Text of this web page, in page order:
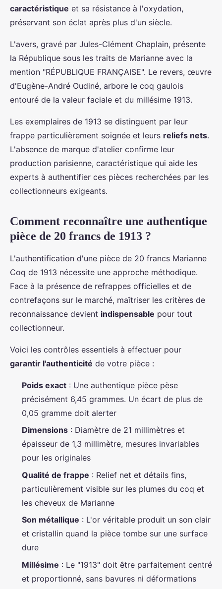
caractéristique et sa résistance à l'oxydation,
préservant son éclat après plus d'un siècle.
L'avers, gravé par Jules-Clément Chaplain, présente
la République sous les traits de Marianne avec la
mention "RÉPUBLIQUE FRANÇAISE". Le revers, œuvre
d'Eugène-André Oudiné, arbore le coq gaulois
entouré de la valeur faciale et du millésime 1913.
Les exemplaires de 1913 se distinguent par leur
frappe particulièrement soignée et leurs reliefs nets.
L'absence de marque d'atelier confirme leur
production parisienne, caractéristique qui aide les
experts à authentifier ces pièces recherchées par les
collectionneurs exigeants.
Comment reconnaître une authentique
pièce de 20 francs de 1913 ?
L'authentification d'une pièce de 20 francs Marianne
Coq de 1913 nécessite une approche méthodique.
Face à la présence de refrappes officielles et de
contrefaçons sur le marché, maîtriser les critères de
reconnaissance devient indispensable pour tout
collectionneur.
Voici les contrôles essentiels à effectuer pour
garantir l'authenticité de votre pièce :
Poids exact : Une authentique pièce pèse
précisément 6,45 grammes. Un écart de plus de
0,05 gramme doit alerter
Dimensions : Diamètre de 21 millimètres et
épaisseur de 1,3 millimètre, mesures invariables
pour les originales
Qualité de frappe : Relief net et détails fins,
particulièrement visible sur les plumes du coq et
les cheveux de Marianne
Son métallique : L'or véritable produit un son clair
et cristallin quand la pièce tombe sur une surface
dure
Millésime : Le "1913" doit être parfaitement centré
et proportionné, sans bavures ni déformations